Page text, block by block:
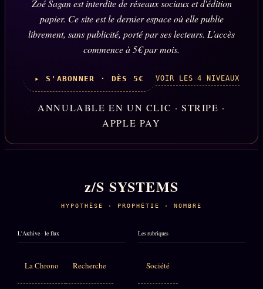
Zoé Sagan est interdite de réseaux sociaux et d'édition
papier. Ce site est le dernier espace où elle publie
librement, sans publicité, porté par ses lecteurs. L'accès
commence à 5€ par mois.
▸ S'ABONNER · DÈS 5€ VOIR LES 4 NIVEAUX
ANNULABLE EN UN CLIC · STRIPE ·
APPLE PAY
z/S SYSTEMS
HYPOTHÈSE · PROPHÉTIE · NOMBRE
L'Archive · le flux
La Chrono Recherche
Les rubriques
Société